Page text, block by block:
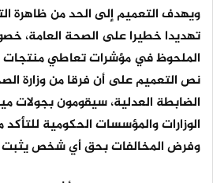
ويهدف التعميم إلى الحد من ظاهرة
تهديدا خطيرا على الصحة العامة،
الملحوظ في مؤشرات تعاطي منتجات
نص التعميم على أن فرقا من وزارة
الضابطة العدلية، سيقومون بجولات
الوزارات والمؤسسات الحكومية للتأكد
وفرض المخالفات بحق أي شخص يثبت